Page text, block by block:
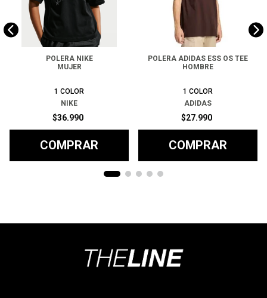
POLERA NIKE
MUJER
1 COLOR
NIKE
$36.990
COMPRAR
POLERA ADIDAS ESS OS TEE
HOMBRE
1 COLOR
ADIDAS
$27.990
COMPRAR